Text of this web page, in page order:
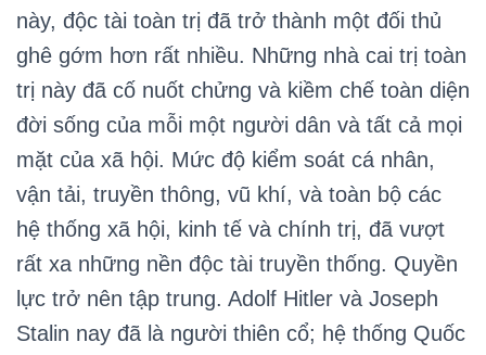
này, độc tài toàn trị đã trở thành một đối thủ
ghê gớm hơn rất nhiều. Những nhà cai trị toàn
trị này đã cố nuốt chửng và kiềm chế toàn diện
đời sống của mỗi một người dân và tất cả mọi
mặt của xã hội. Mức độ kiểm soát cá nhân,
vận tải, truyền thông, vũ khí, và toàn bộ các
hệ thống xã hội, kinh tế và chính trị, đã vượt
rất xa những nền độc tài truyền thống. Quyền
lực trở nên tập trung. Adolf Hitler và Joseph
Stalin nay đã là người thiên cổ; hệ thống Quốc